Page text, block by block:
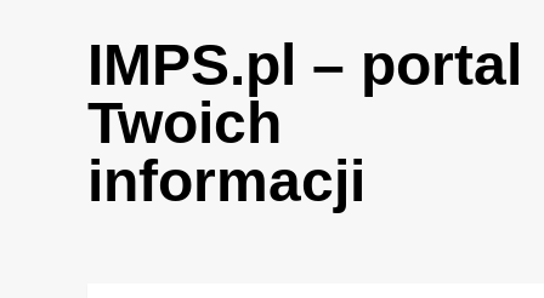
IMPS.pl – portal
Twoich
informacji